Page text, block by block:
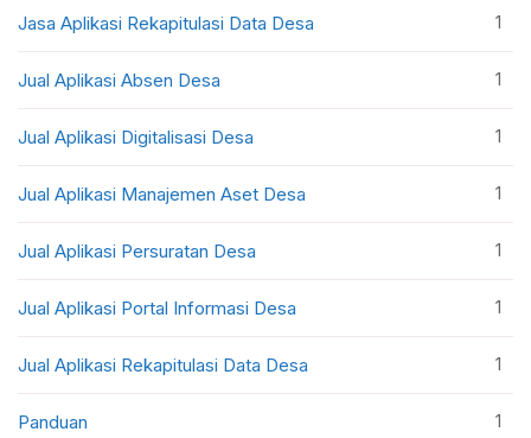
Jasa Aplikasi Rekapitulasi Data Desa 1
Jual Aplikasi Absen Desa 1
Jual Aplikasi Digitalisasi Desa 1
Jual Aplikasi Manajemen Aset Desa 1
Jual Aplikasi Persuratan Desa 1
Jual Aplikasi Portal Informasi Desa 1
Jual Aplikasi Rekapitulasi Data Desa 1
Panduan 1